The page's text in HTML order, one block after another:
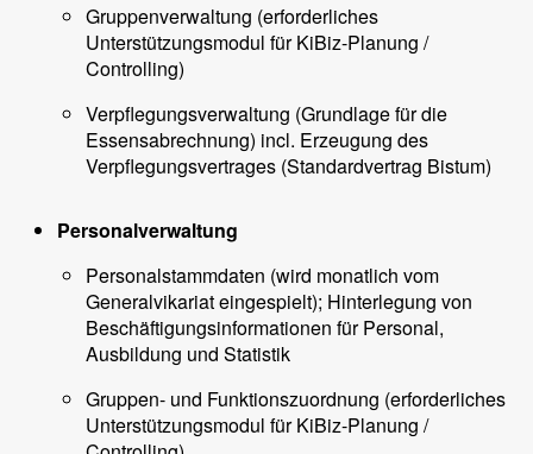
Gruppenverwaltung (erforderliches
Unterstützungsmodul für KiBiz-Planung /
Controlling)
Verpflegungsverwaltung (Grundlage für die
Essensabrechnung) incl. Erzeugung des
Verpflegungsvertrages (Standardvertrag Bistum)
Personalverwaltung
Personalstammdaten (wird monatlich vom
Generalvikariat eingespielt); Hinterlegung von
Beschäftigungsinformationen für Personal,
Ausbildung und Statistik
Gruppen- und Funktionszuordnung (erforderliches
Unterstützungsmodul für KiBiz-Planung /